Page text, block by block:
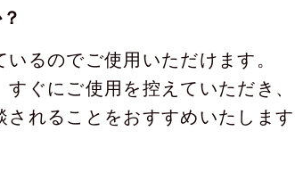
るのでご使用いただけます。
ぐにご使用を控えていただき、
れることをおすすめいたしま